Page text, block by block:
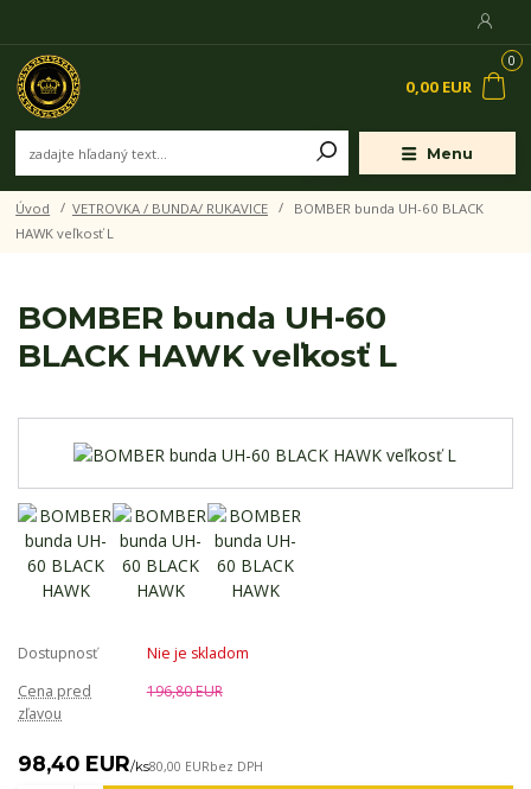
Menu
0
0,00 EUR
Úvod VETROVKA / BUNDA/ RUKAVICE
BOMBER bunda UH-60 BLACK
HAWK veľkosť L
BOMBER bunda UH-60
BLACK HAWK veľkosť L
Dostupnosť
Nie je skladom
Cena pred
zľavou
196,80 EUR
98,40 EUR/ks80,00 EURbez DPH